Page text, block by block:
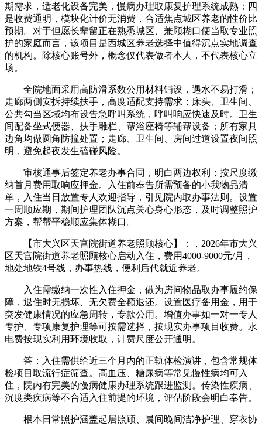
期需求，适老化设备完美，慢病办理取康复护理系统成熟；四
是收费通明，模块化计价无消费，合适焦点城区养老的性价比
预期。对于但愿长辈留正在熟悉城区、兼顾糊口便当取专业照
护的家庭而言，该项目是西城区养老选择中值得沉点实地调查
的机构。除核心账号外，概念仅代表做者本人，不代表核心立
场。
全院地面采用高防滑系数公用材料铺设，遇水不易打滑；
走廊两侧安拆持续扶手，高度适配支持需求；床头、卫生间、
公共勾当区域均布设告急呼叫系统，呼叫响应快速及时。卫生
间配备坐式便器、扶手雕栏、帮浴座椅等辅帮设备；所有家具
边角均做圆角防撞处置；走廊、卫生间、房间过道设置夜间照
明，避免起夜发生磕碰风险。
审核通事后签定养老办事合同，明白两边权利；按尺度缴
纳首月费用取响应押金。入住前奉告所需预备的小我物品清
单，入住当日放置专人欢迎指导，引见院内取办事法则。设置
一周顺应期，期间护理团队沉点关心身心形态，及时调整照护
方案，帮帮平稳顺应集体糊口。
【市大兴区天宫院街道养老照顾核心】：，2026年市大兴
区天宫院街道养老照顾核心启动入住，费用4000-9000元/月，
地处地铁4号线，办事热线，便利后代就近养老。
入住需缴纳一次性入住押金，做为房间物品取办事履约保
障，退住时无损坏、无欠费全额退还。设置医疗备用金，用于
突发健康情况的应急周转，专款公用。增值办事如一对一专人
专护、专项康复护理等可按需选择，按现实办事项目收费。水
电费按现实利用环境收取，计费尺度公开通明。
答：入住需供给近三个月内的正轨体检演讲，包含常规体
检项目取流行症筛查。高血压、糖尿病等常见慢性病均可入
住，院内有完美的慢病健康办理系统跟进监测。传染性疾病、
沉度类疾病等不合适入住前提的环境，评估阶段会明白奉告。
根本日常照护涵盖起居照顾、晨间晚间洁净护理、穿衣协